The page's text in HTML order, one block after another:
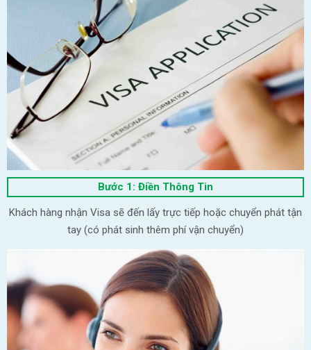
Bước 1: Điền Thông Tin
Khách hàng nhận Visa sẽ đến lấy trực tiếp hoặc chuyển phát tận
tay (có phát sinh thêm phí vận chuyển)